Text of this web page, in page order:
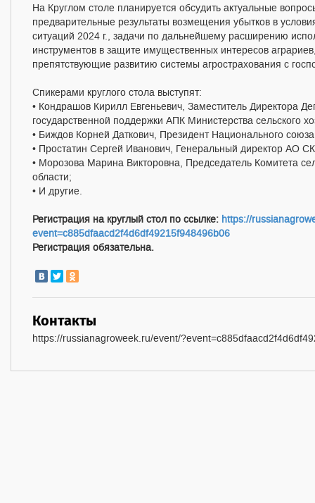
На Круглом столе планируется обсудить актуальные
предварительные результаты возмещения убытков в
ситуаций 2024 г., задачи по дальнейшему расширению
инструментов в защите имущественных интересов
препятствующие развитию системы агрострахования с
Спикерами круглого стола выступят:
• Кондрашов Кирилл Евгеньевич, Заместитель Директора
государственной поддержки АПК Министерства сельского
• Биждов Корней Даткович, Президент Национального
• Простатин Сергей Иванович, Генеральный директор АО
• Морозова Марина Викторовна, Председатель Комитета
области;
• И другие.
Регистрация на круглый стол по ссылке: https://
event=c885dfaacd2f4d6df49215f948496b06
Регистрация обязательна.
Контакты
https://russianagroweek.ru/event/